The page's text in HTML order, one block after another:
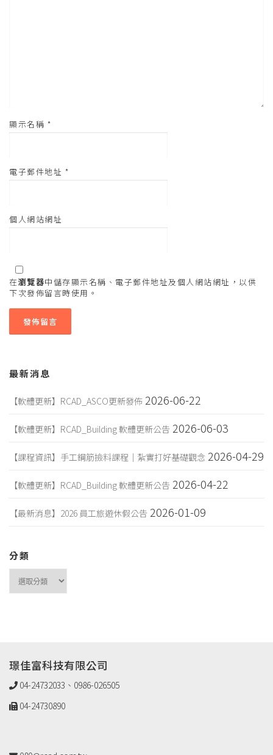
顯示名稱 *
電子郵件地址 *
個人網站網址
在瀏覽器中儲存顯示名稱、電子郵件地址及個人網站網址，以供
下次發佈留言時使用。
最新消息
【軟體更新】RCAD_ASCO更新發佈 2026-06-22
【軟體更新】RCAD_Building 軟體更新公告 2026-06-03
【課程資訊】手工鋼筋撿料課程｜紮實打好基礎觀念 2026-04-29
【軟體更新】RCAD_Building 軟體更新公告 2026-04-22
【最新消息】2026 員工旅遊休假公告 2026-01-09
分類
璟佳富科技有限公司
04-24732033、0986-026505
04-24730890